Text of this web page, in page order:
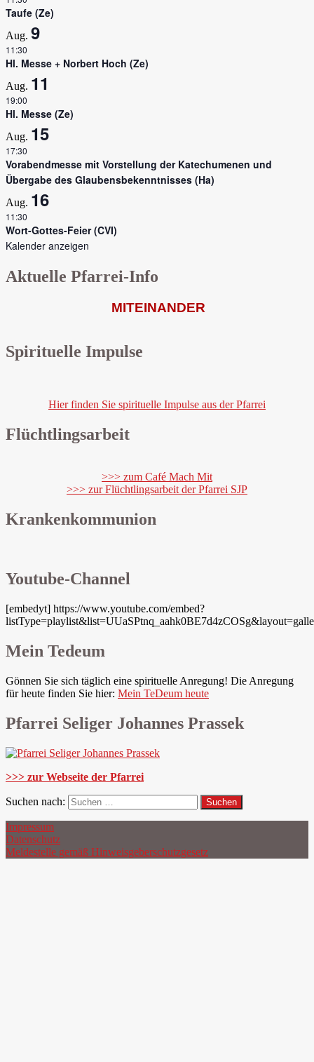
Taufe (Ze)
Aug. 9
11:30
Hl. Messe + Norbert Hoch (Ze)
Aug. 11
19:00
Hl. Messe (Ze)
Aug. 15
17:30
Vorabendmesse mit Vorstellung der Katechumenen und
Übergabe des Glaubensbekenntnisses (Ha)
Aug. 16
11:30
Wort-Gottes-Feier (CVI)
Kalender anzeigen
Aktuelle Pfarrei-Info
MITEINANDER
Spirituelle Impulse
Hier finden Sie spirituelle Impulse aus der Pfarrei
Flüchtlingsarbeit
>>> zum Café Mach Mit
>>> zur Flüchtlingsarbeit der Pfarrei SJP
Krankenkommunion
Youtube-Channel
[embedyt] https://www.youtube.com/embed?
Mein Tedeum
Gönnen Sie sich täglich eine spirituelle Anregung! Die Anregung
für heute finden Sie hier: Mein TeDeum heute
Pfarrei Seliger Johannes Prassek
>>> zur Webseite der Pfarrei
Suchen nach:
Impressum
Datenschutz
Meldestelle gemäß Hinweisgeberschutzgesetz